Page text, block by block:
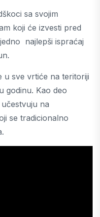
sa svojim
koji će izvesti pred
najlepši ispraćaj
u sve vrtiće na teritoriji
godinu. Kao deo
na
se tradicionalno